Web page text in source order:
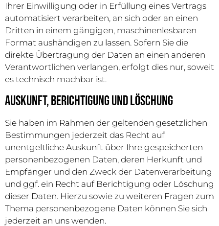
Ihrer Einwilligung oder in Erfüllung eines Vertrags
automatisiert verarbeiten, an sich oder an einen
Dritten in einem gängigen, maschinenlesbaren
Format aushändigen zu lassen. Sofern Sie die
direkte Übertragung der Daten an einen anderen
Verantwortlichen verlangen, erfolgt dies nur, soweit
es technisch machbar ist.
Auskunft, Berichtigung und Löschung
Sie haben im Rahmen der geltenden gesetzlichen
Bestimmungen jederzeit das Recht auf
unentgeltliche Auskunft über Ihre gespeicherten
personenbezogenen Daten, deren Herkunft und
Empfänger und den Zweck der Datenverarbeitung
und ggf. ein Recht auf Berichtigung oder Löschung
dieser Daten. Hierzu sowie zu weiteren Fragen zum
Thema personenbezogene Daten können Sie sich
jederzeit an uns wenden.